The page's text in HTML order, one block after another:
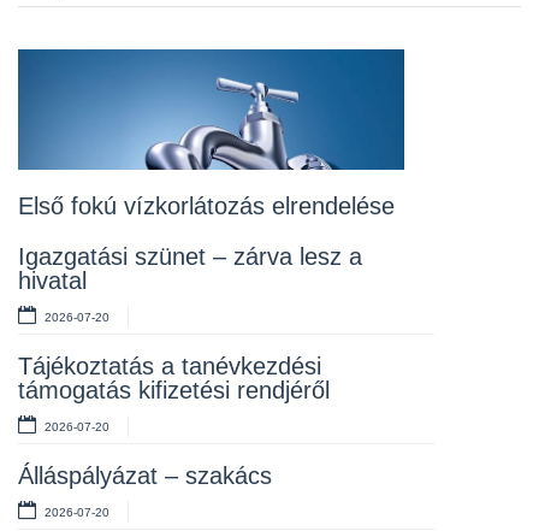
Első fokú vízkorlátozás elrendelése
Igazgatási szünet – zárva lesz a
hivatal
2026-07-20
Tájékoztatás a tanévkezdési
támogatás kifizetési rendjéről
2026-07-20
Álláspályázat – szakács
2026-07-20
Álláspályázat – konyhai kisegítő
Lakossági fórum az Erzsébet téri
2026-07-10
Rendelet kihirdetése
2026-07-10
Álláspályázat – takarító
2026-07-06